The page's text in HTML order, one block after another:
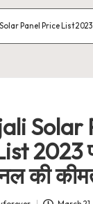
Panel Price List 2023
Solar
2023
की